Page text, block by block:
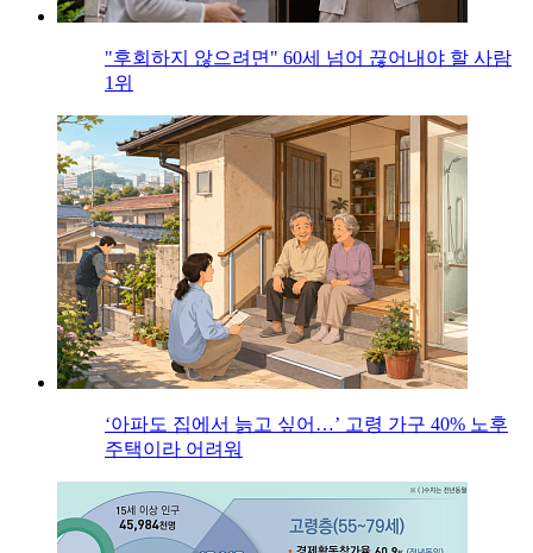
"후회하지 않으려면" 60세 넘어 끊어내야 할 사람
1위
‘아파도 집에서 늙고 싶어…’ 고령 가구 40% 노후
주택이라 어려워